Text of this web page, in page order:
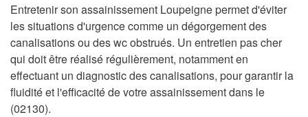
Entretenir son assainissement Loupeigne permet d'éviter
les situations d'urgence comme un dégorgement des
canalisations ou des wc obstrués. Un entretien pas cher
qui doit être réalisé régulièrement, notamment en
effectuant un diagnostic des canalisations, pour garantir la
fluidité et l'efficacité de votre assainissement dans le
(02130).